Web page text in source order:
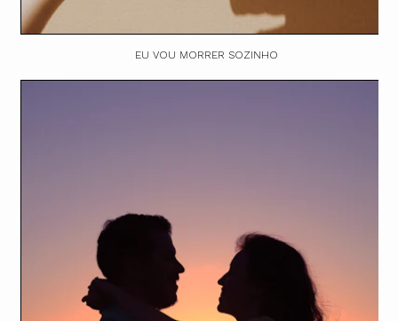
EU VOU MORRER SOZINHO